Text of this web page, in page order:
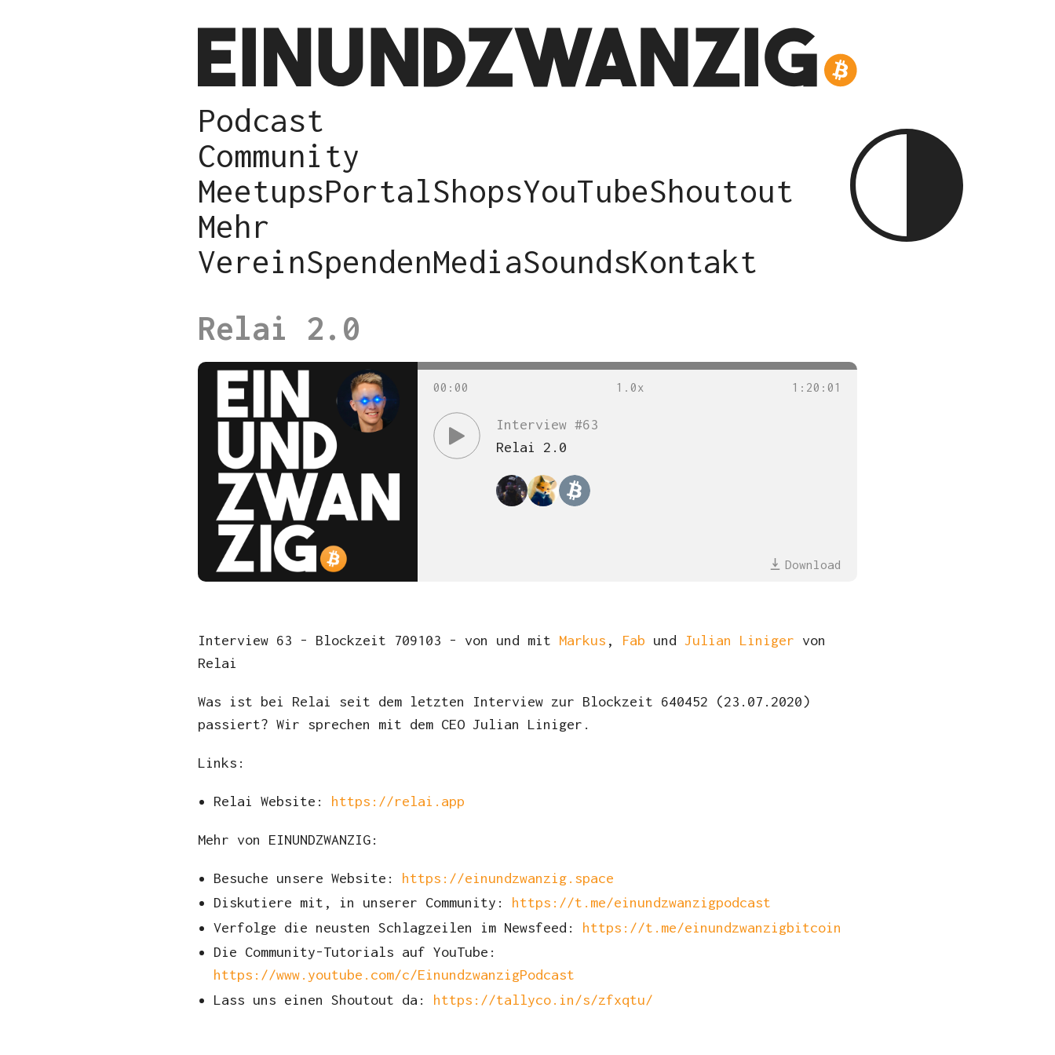
Podcast
Community
MeetupsPortalShopsYouTubeShoutout
Mehr
VereinSpendenMediaSoundsKontakt
Relai 2.0
00 : 00 1 : 20 : 01
Interview #63
Relai 2.0
Download
Interview 63 - Blockzeit 709103 - von und mit Markus , Fab und Julian Liniger von
Relai
Was ist bei Relai seit dem letzten Interview zur Blockzeit 640452 (23.07.2020)
passiert? Wir sprechen mit dem CEO Julian Liniger.
Links:
Relai Website: https://relai.app
Mehr von EINUNDZWANZIG:
Besuche unsere Website: https://einundzwanzig.space
Diskutiere mit, in unserer Community: https://t.me/einundzwanzigpodcast
Verfolge die neusten Schlagzeilen im Newsfeed: https://t.me/einundzwanzigbitcoin
Die Community-Tutorials auf YouTube:
https://www.youtube.com/c/EinundzwanzigPodcast
Lass uns einen Shoutout da: https://tallyco.in/s/zfxqtu/